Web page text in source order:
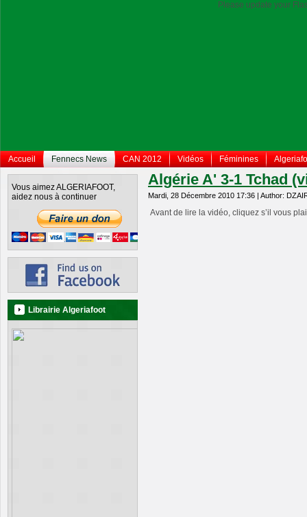
Please update your
Accueil Fennecs News CAN 2012 Vidéos Féminines
Vous aimez ALGERIAFOOT,
aidez nous à continuer
Librairie Algeriafoot
Algérie A' 3-1 Tchad
Mardi, 28 Décembre 2010 17:36 | Author:
Avant de lire la vidéo, cliquez s’il vous